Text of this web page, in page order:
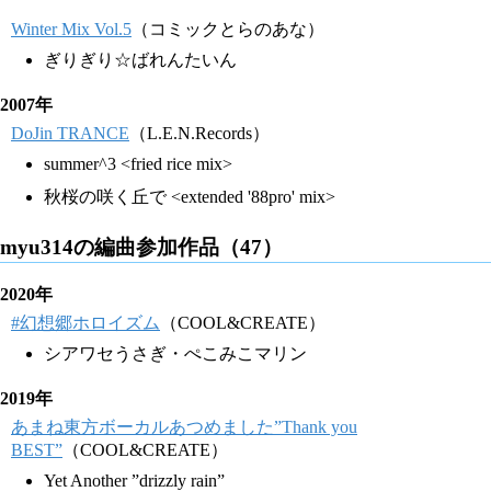
Winter Mix Vol.5 （コミックとらのあな）
ぎりぎり☆ばれんたいん
2007年
DoJin TRANCE （L.E.N.Records）
summer^3 <fried rice mix>
秋桜の咲く丘で <extended '88pro' mix>
myu314の編曲参加作品（47）
2020年
#幻想郷ホロイズム
（COOL&CREATE）
シアワセうさぎ・ぺこみこマリン
2019年
あまね東方ボーカルあつめました”Thank you
BEST” （COOL&CREATE）
Yet Another ”drizzly rain”